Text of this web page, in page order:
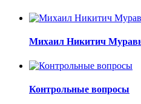
Михаил Никитич
Контрольные вопросы